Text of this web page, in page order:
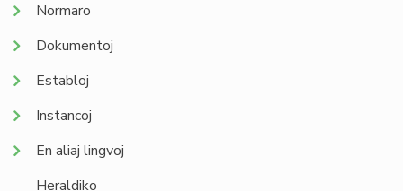
Normaro
Dokumentoj
Establoj
Instancoj
En aliaj lingvoj
Heraldiko